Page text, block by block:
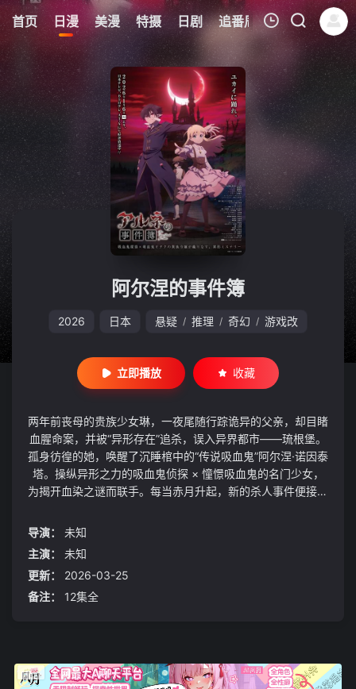
首页 日漫 美漫 特摄 日剧 追番周表 今日更新
6
我的观影记录
暂无观看影片的记录
阿尔涅的事件簿
2026 日本 悬疑 / 推理 / 奇幻 / 游戏改
立即播放 收藏
两年前丧母的贵族少女琳，一夜尾随行踪诡异的父亲，却目睹
血腥命案，并被“异形存在”追杀，误入异界都市——琉根堡。
孤身彷徨的她，唤醒了沉睡棺中的“传说吸血鬼”阿尔涅·诺因泰
塔。操纵异形之力的吸血鬼侦探 × 憧憬吸血鬼的名门少女，
为揭开血染之谜而联手。每当赤月升起，新的杀人事件便接踵
下起舞的二人方能揭晓——「来吧，人类——于赤月之下，愉
导演：
未知
主演：
未知
更新：
2026-03-25
备注：
12集全